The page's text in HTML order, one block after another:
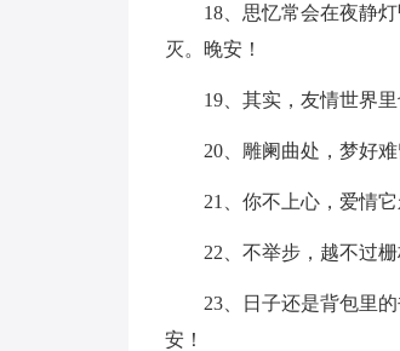
18、思忆常会在夜静
灭。晚安！
19、其实，友情世界
20、雕阑曲处，梦好
21、你不上心，爱情
22、不举步，越不过
23、日子还是背包里
安！